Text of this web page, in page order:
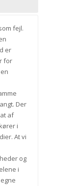
fejl.
er
for
Der
af
i
At vi
og
i